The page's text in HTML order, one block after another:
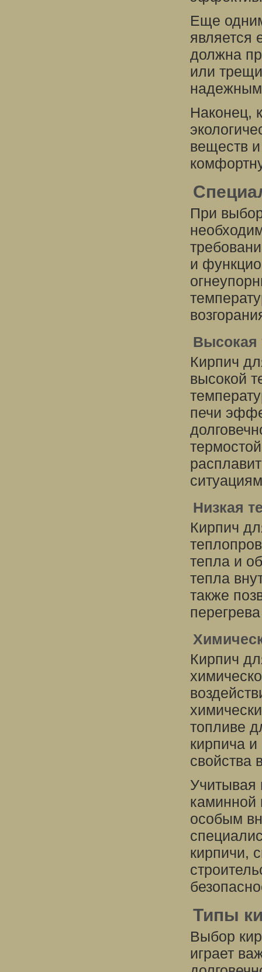
Еще
является
должна
или
надежным
Наконец,
веществ
При
и
Высокая
Кирпич
высокой
печи
Низкая
Кирпич
тепла и
тепла
также
Кирпич
топливе
кирпича и
свойства
Учитывая
каминной
особым
кирпичи,
Типы
Выбор
играет